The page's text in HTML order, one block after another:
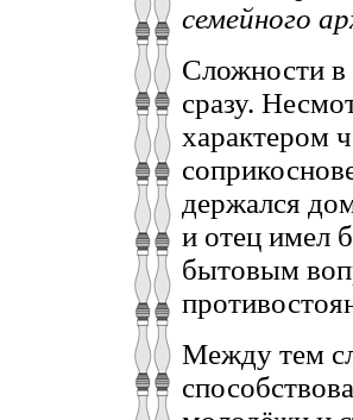
семейного
Сложности
сразу.
характером
держался
и отец имел
бытовым
Между тем